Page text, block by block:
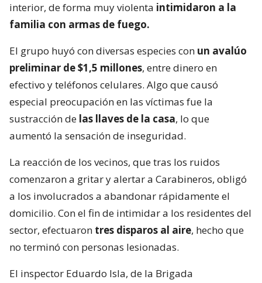
interior, de forma muy violenta intimidaron a la
familia con armas de fuego.
El grupo huyó con diversas especies con un avalúo
preliminar de $1,5 millones, entre dinero en
efectivo y teléfonos celulares. Algo que causó
especial preocupación en las víctimas fue la
sustracción de las llaves de la casa, lo que
aumentó la sensación de inseguridad.
La reacción de los vecinos, que tras los ruidos
comenzaron a gritar y alertar a Carabineros, obligó
a los involucrados a abandonar rápidamente el
domicilio. Con el fin de intimidar a los residentes del
sector, efectuaron tres disparos al aire, hecho que
no terminó con personas lesionadas.
El inspector Eduardo Isla, de la Brigada